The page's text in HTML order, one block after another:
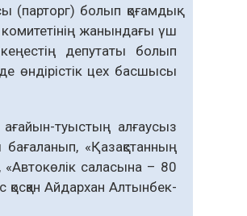
болып қоғамдық
жанындағы үш
депутаты болып
өндірістік цех басшысы
туыс­тың алғаусыз
«Қазақстанның
«Автокөлік саласына – 80
Айдархан Алтын­бек­